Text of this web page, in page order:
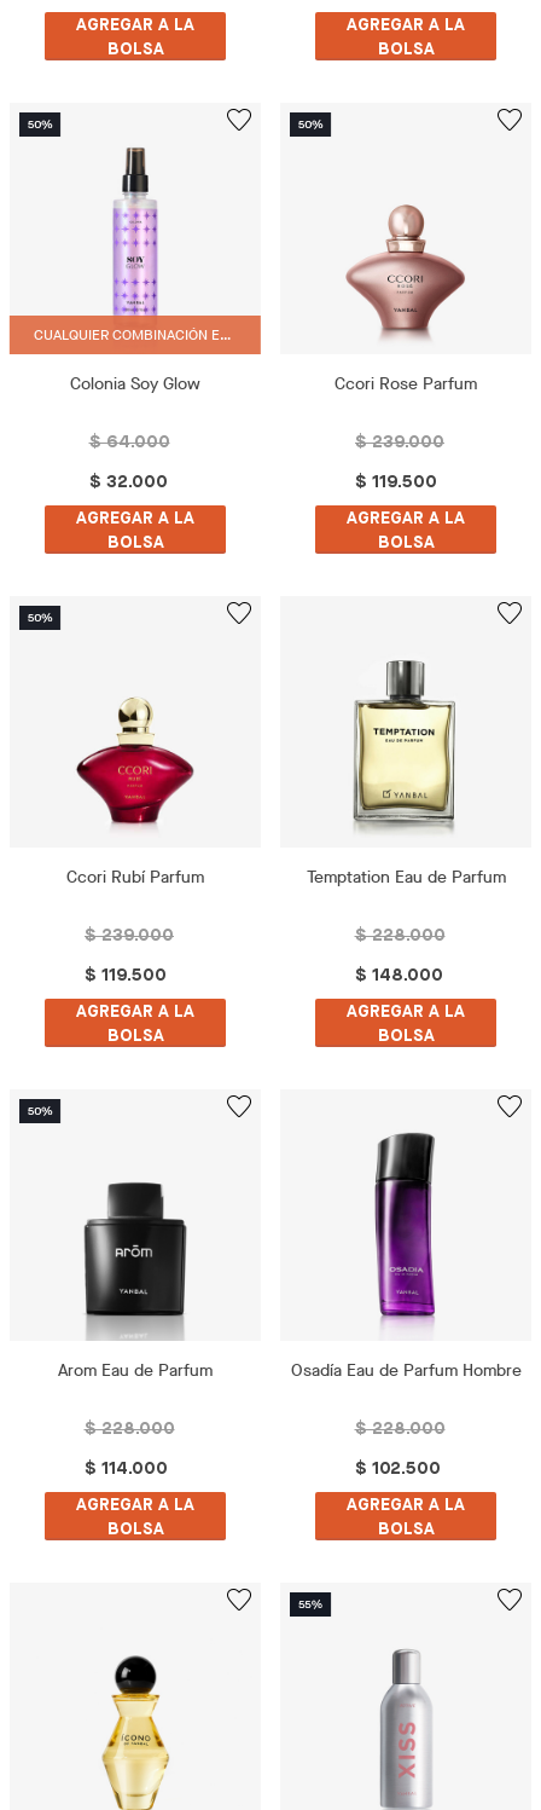
AGREGAR A LA
BOLSA
AGREGAR A LA
BOLSA
CUALQUIER COMBINACIÓN ES POSIBLE.
Colonia Soy Glow
$ 64.000
$ 32.000
AGREGAR A LA
BOLSA
Ccori Rose Parfum
$ 239.000
$ 119.500
AGREGAR A LA
BOLSA
Ccori Rubí Parfum
$ 239.000
$ 119.500
AGREGAR A LA
BOLSA
Temptation Eau de Parfum
$ 228.000
$ 148.000
AGREGAR A LA
BOLSA
Arom Eau de Parfum
$ 228.000
$ 114.000
AGREGAR A LA
BOLSA
Osadía Eau de Parfum Hombre
$ 228.000
$ 102.500
AGREGAR A LA
BOLSA